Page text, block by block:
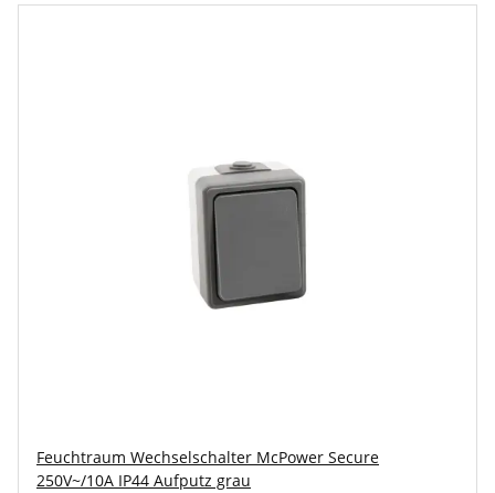
Feuchtraum Wechselschalter McPower Secure
250V~/10A IP44 Aufputz grau